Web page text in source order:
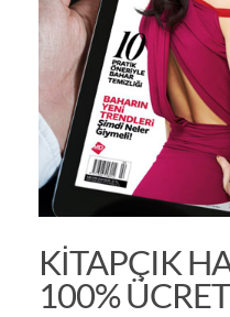
KITAPÇIK
100%